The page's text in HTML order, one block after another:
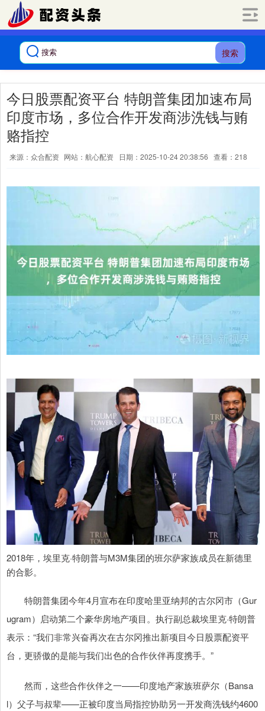
搜索
今日股票配资平台 特朗普集团加速布局
印度市场，多位合作开发商涉洗钱与贿
赂指控
来源：众合配资 网站：航心配资 日期：2025-10-24 20:38:56 查看：218
2018年，埃里克·特朗普与M3M集团的班尔萨家族成员在新德里
的合影。
特朗普集团今年4月宣布在印度哈里亚纳邦的古尔冈市（Gur
ugram）启动第二个豪华房地产项目。执行副总裁埃里克·特朗普
表示：“我们非常兴奋再次在古尔冈推出新项目今日股票配资平
台，更骄傲的是能与我们出色的合作伙伴再度携手。”
然而，这些合作伙伴之一——印度地产家族班萨尔（Bansa
l）父子与叔辈——正被印度当局指控协助另一开发商洗钱约4600